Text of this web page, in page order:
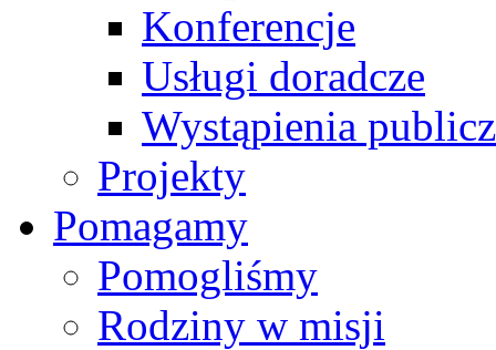
Konferencje
Usługi doradcze
Wystąpienia
Projekty
Pomagamy
Pomogliśmy
Rodziny w misji